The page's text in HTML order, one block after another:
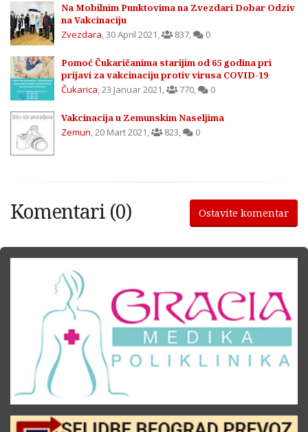
Na Mobilnim Punktovima na Zvezdari Dobar Odziv
na Vakcinaciju
Zvezdara,30 April 2021, 837, 0
Pomoć Čukaričanima starijim od 65 godina pri
prijavi za vakcinaciju protiv virusa COVID-19
Čukarica,23 Januar 2021, 770, 0
Vakcinacija u Zemunskim Naseljima
Zemun,20 Mart 2021, 823, 0
Komentari (0) Ostavite komentar